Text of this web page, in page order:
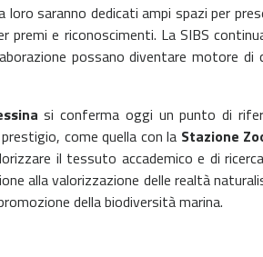
loro saranno dedicati ampi spazi per
premi e riconoscimenti. La SIBS
possano diventare motore di
si conferma oggi un punto di
come quella con la Stazione
il tessuto accademico e di
alla valorizzazione delle realtà
della biodiversità marina.